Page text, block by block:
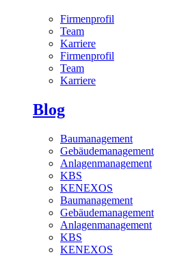
Firmenprofil
Team
Karriere
Firmenprofil
Team
Karriere
Blog
Baumanagement
Gebäudemanagement
Anlagenmanagement
KBS
KENEXOS
Baumanagement
Gebäudemanagement
Anlagenmanagement
KBS
KENEXOS